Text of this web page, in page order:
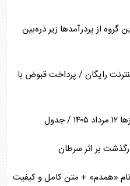
گروه از پردرآمد‌ها زیر ذره‌بین
رایگان / پرداخت قبوض با
بر اثر سرطان
نام «همدم» + متن کامل و کیفیت